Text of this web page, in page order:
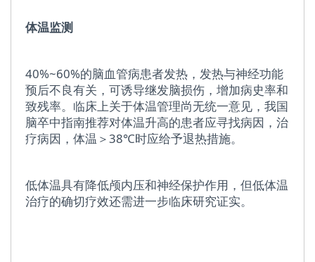
体温监测
40%~60%的脑血管病患者发热，发热与神经功能
预后不良有关，可诱导继发脑损伤，增加病史率和
致残率。临床上关于体温管理尚无统一意见，我国
脑卒中指南推荐对体温升高的患者应寻找病因，治
疗病因，体温＞38℃时应给予退热措施。
低体温具有降低颅内压和神经保护作用，但低体温
治疗的确切疗效还需进一步临床研究证实。